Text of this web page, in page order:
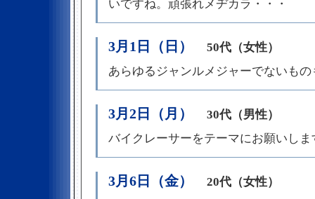
いですね。頑張れメヂカラ・・・
3月1日（日） 50代（女性）
あらゆるジャンルメジャーでないも
3月2日（月） 30代（男性）
バイクレーサーをテーマにお願いしま
3月6日（金） 20代（女性）